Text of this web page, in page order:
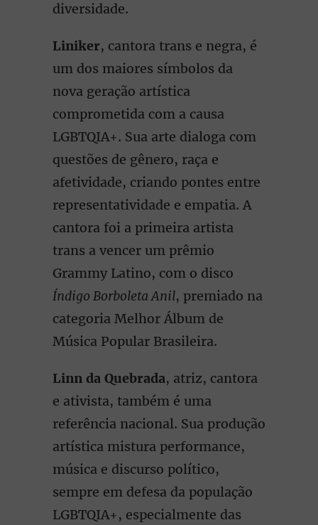
diversidade.
Liniker, cantora trans e negra, é
um dos maiores símbolos da
nova geração artística
comprometida com a causa
LGBTQIA+. Sua arte dialoga com
questões de gênero, raça e
afetividade, criando pontes entre
representatividade e empatia. A
cantora foi a primeira artista
trans a vencer um prêmio
Grammy Latino, com o disco
Índigo Borboleta Anil, premiado na
categoria Melhor Álbum de
Música Popular Brasileira.
Linn da Quebrada, atriz, cantora
e ativista, também é uma
referência nacional. Sua produção
artística mistura performance,
música e discurso político,
sempre em defesa da população
LGBTQIA+, especialmente das